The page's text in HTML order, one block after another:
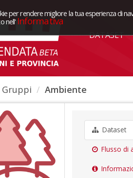
per rendere migliore la tua esperienza di
nell' Informativa
DATASET
Gruppi Ambiente
Dataset
Flusso di